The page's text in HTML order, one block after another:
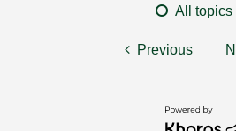
All topics
Previous